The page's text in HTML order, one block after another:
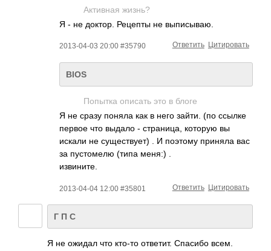
Активная жизнь?
Я - не доктор. Рецепты не выписываю.
2013-04-03 20:00 #35790 Цитировать
Ответить
BIOS
Попытка описать это в блоге
Я не сразу поняла как в него зайти. (по ссылке
первое что выдало - страница, которую вы
искали не существует) . И поэтому приняла вас
за пустомелю (типа меня:) .
извините.
2013-04-04 12:00 #35801 Цитировать
Ответить
Г П С
Я не ожидал что кто-то ответит. Спасибо всем.